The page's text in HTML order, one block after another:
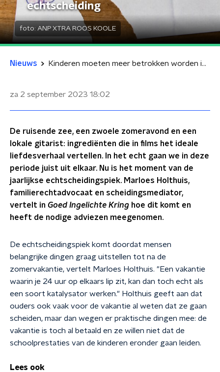
echtscheiding
foto: ANP XTRA ROOS KOOLE
Nieuws Kinderen moeten meer betrokken worden in het proces van een echtscheiding
za 2 september 2023 18:02
De ruisende zee, een zwoele zomeravond en een
lokale gitarist: ingrediënten die in films het ideale
liefdesverhaal vertellen. In het echt gaan we in deze
periode juist uit elkaar. Nu is het moment van de
jaarlijkse echtscheidingspiek. Marloes Holthuis,
familierechtadvocaat en scheidingsmediator,
vertelt in Goed Ingelichte Kring hoe dit komt en
heeft de nodige adviezen meegenomen.
De echtscheidingspiek komt doordat mensen
belangrijke dingen graag uitstellen tot na de
zomervakantie, vertelt Marloes Holthuis. "Een vakantie
waarin je 24 uur op elkaars lip zit, kan dan toch echt als
een soort katalysator werken." Holthuis geeft aan dat
ouders ook vaak voor de vakantie al weten dat ze gaan
scheiden, maar dan wegen er praktische dingen mee: de
vakantie is toch al betaald en ze willen niet dat de
schoolprestaties van de kinderen eronder gaan leiden.
Lees ook